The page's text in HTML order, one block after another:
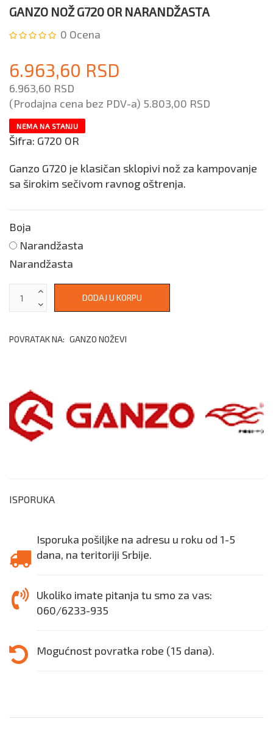
GANZO NOŽ G720 OR NARANDŽASTA
0 Ocena
6.963,60 RSD
6.963,60 RSD
(Prodajna cena bez PDV-a) 5.803,00 RSD
NEMA NA STANJU
Šifra: G720 OR
Ganzo G720 je klasičan sklopivi nož za kampovanje
sa širokim sečivom ravnog oštrenja.
Boja
Narandžasta
Narandžasta
POVRATAK NA: GANZO NOŽEVI
ISPORUKA
Isporuka pošiljke na adresu u roku od 1-5
dana, na teritoriji Srbije.
Ukoliko imate pitanja tu smo za vas:
060/6233-935
Mogućnost povratka robe (15 dana).